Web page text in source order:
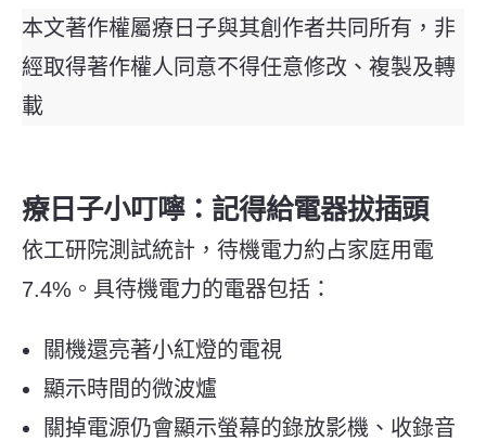
本文著作權屬療日子與其創作者共同所有，非
經取得著作權人同意不得任意修改、複製及轉
載
療日子小叮嚀：記得給電器拔插頭
依工研院測試統計，待機電力約占家庭用電
7.4%。具待機電力的電器包括：
關機還亮著小紅燈的電視
顯示時間的微波爐
關掉電源仍會顯示螢幕的錄放影機、收錄音